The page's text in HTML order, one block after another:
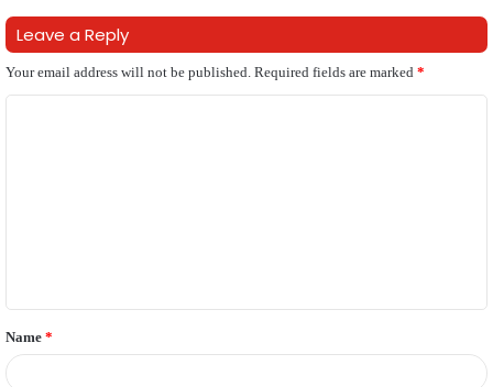
Leave a Reply
Your email address will not be published. Required fields are marked *
t
*
Name *